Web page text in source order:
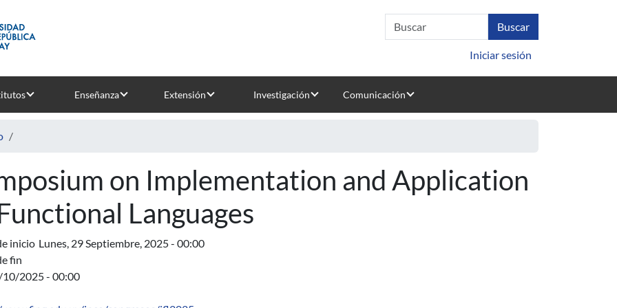
Iniciar sesión
Enseñanza Extensión Investigación Comunicación
on Implementation and Application
Languages
inicio Lunes, 29 Septiembre, 2025 - 00:00
fin
10/2025 - 00:00